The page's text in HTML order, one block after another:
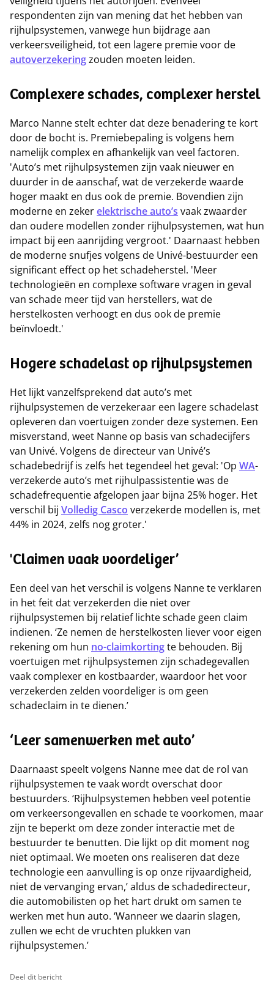
respondenten zijn van mening dat het hebben van
rijhulpsystemen, vanwege hun bijdrage aan
verkeersveiligheid, tot een lagere premie voor de
autoverzekeringzouden moeten leiden.
Complexere schades, complexer herstel
Marco Nanne stelt echter dat deze benadering te kort
door de bocht is. Premiebepaling is volgens hem
namelijk complex en afhankelijk van veel factoren.
'Auto’s met rijhulpsystemen zijn vaak nieuwer en
duurder in de aanschaf, wat de verzekerde waarde
hoger maakt en dus ook de premie. Bovendien zijn
moderne en zekerelektrische auto’s vaak zwaarder
dan oudere modellen zonder rijhulpsystemen, wat hun
impact bij een aanrijding vergroot.' Daarnaast hebben
de moderne snufjes volgens de Univé-bestuurder een
significant effect op het schadeherstel. 'Meer
technologieën en complexe software vragen in geval
van schade meer tijd van herstellers, wat de
herstelkosten verhoogt en dus ook de premie
beïnvloedt.'
Hogere schadelast op rijhulpsystemen
Het lijkt vanzelfsprekend dat auto’s met
rijhulpsystemen de verzekeraar een lagere schadelast
opleveren dan voertuigen zonder deze systemen. Een
misverstand, weet Nanne op basis van schadecijfers
van Univé. Volgens de directeur van Univé’s
schadebedrijf is zelfs het tegendeel het geval: 'Op WA-
verzekerde auto’s met rijhulpassistentie was de
schadefrequentie afgelopen jaar bijna 25% hoger. Het
verschil bij Volledig Casco verzekerde modellen is, met
44% in 2024, zelfs nog groter.'
'Claimen vaak voordeliger’
Een deel van het verschil is volgens Nanne te verklaren
in het feit dat verzekerden die niet over
rijhulpsystemen bij relatief lichte schade geen claim
indienen. ‘Ze nemen de herstelkosten liever voor eigen
rekening om hun no-claimkortingte behouden. Bij
voertuigen met rijhulpsystemen zijn schadegevallen
vaak complexer en kostbaarder, waardoor het voor
verzekerden zelden voordeliger is om geen
schadeclaim in te dienen.’
‘Leer samenwerken met auto’
Daarnaast speelt volgens Nanne mee dat de rol van
rijhulpsystemen te vaak wordt overschat door
bestuurders. ‘Rijhulpsystemen hebben veel potentie
om verkeersongevallen en schade te voorkomen, maar
zijn te beperkt om deze zonder interactie met de
bestuurder te benutten. Die lijkt op dit moment nog
niet optimaal. We moeten ons realiseren dat deze
technologie een aanvulling is op onze rijvaardigheid,
niet de vervanging ervan,’ aldus de schadedirecteur,
die automobilisten op het hart drukt om samen te
werken met hun auto. ‘Wanneer we daarin slagen,
zullen we echt de vruchten plukken van
rijhulpsystemen.’
Deel dit bericht